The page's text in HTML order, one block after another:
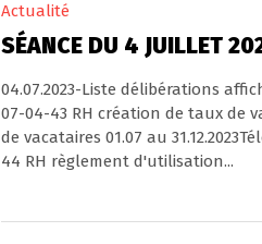
Actualité
SÉANCE DU 4 JUILLET
04.07.2023-Liste délibérations
07-04-43 RH création de taux de
de vacataires 01.07 au
44 RH règlement d'utilisation...